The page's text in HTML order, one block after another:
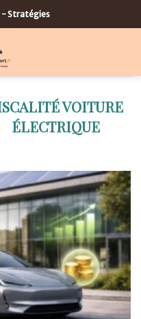
- Stratégies
VOITURE
ÉLECTRIQUE